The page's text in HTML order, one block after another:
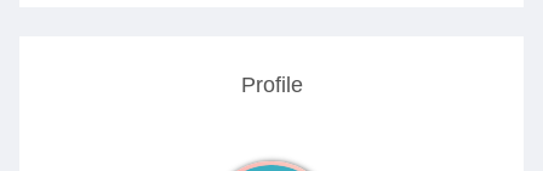
Profile